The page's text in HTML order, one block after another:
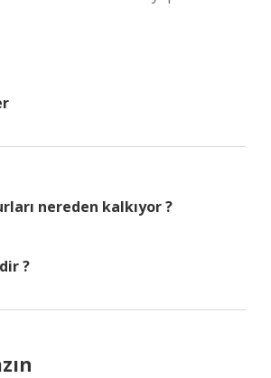
nereden kalkıyor ?
?